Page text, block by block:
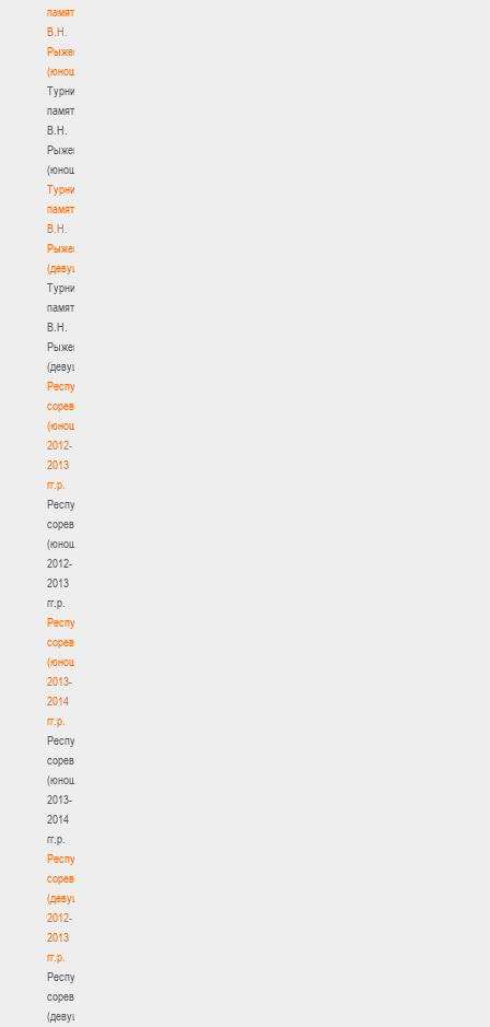
памяти
В.Н.
Рыженкова
(юноши)
Турнир
памяти
В.Н.
Рыженкова
(юноши)
Турнир
памяти
В.Н.
Рыженкова
(девушки)
Турнир
памяти
В.Н.
Рыженкова
(девушки)
Республиканские
соревнования
(юноши)
2012-
2013
гг.р.
Республиканские
соревнования
(юноши)
2012-
2013
гг.р.
Республиканские
соревнования
(юноши)
2013-
2014
гг.р.
Республиканские
соревнования
(юноши)
2013-
2014
гг.р.
Республиканские
соревнования
(девушки)
2012-
2013
гг.р.
Республиканские
соревнования
(девушки)